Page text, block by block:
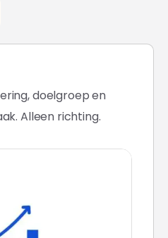
doelgroep en
Alleen richting.